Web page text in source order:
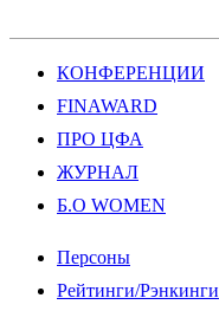
КОНФЕРЕНЦИИ
FINAWARD
ПРО ЦФА
ЖУРНАЛ
Б.О WOMEN
Персоны
Рейтинги/Рэнкинги